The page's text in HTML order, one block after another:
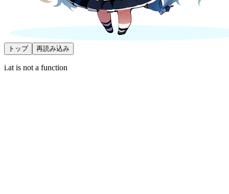
トップ 再読み込み
i.at is not a function